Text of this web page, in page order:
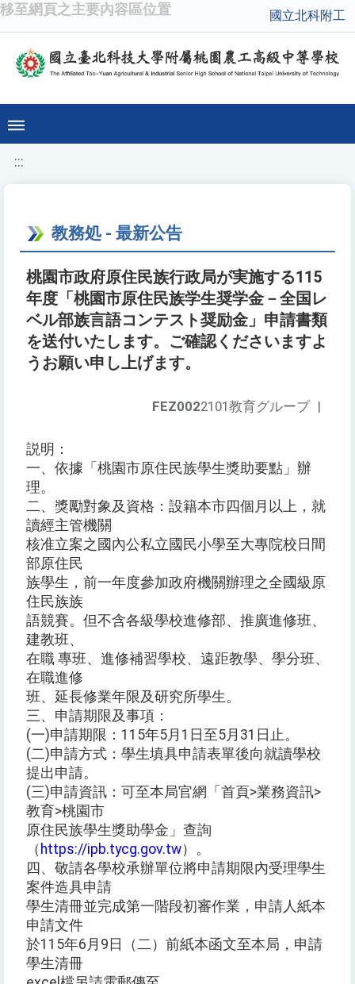
移至網頁之主要內容區位置 國立北科附工
:::
教務処 - 最新公告
桃園市政府原住民族行政局が実施する115
年度「桃園市原住民族学生奨学金－全国レ
ベル部族言語コンテスト奨励金」申請書類
を送付いたします。ご確認くださいますよ
うお願い申し上げます。
FEZ0022101教育グループ |
説明：
一、依據「桃園市原住民族學生獎助要點」辦
理。
二、獎勵對象及資格：設籍本市四個月以上，就
讀經主管機關
核准立案之國內公私立國民小學至大專院校日間
部原住民
族學生，前一年度參加政府機關辦理之全國級原
住民族族
語競賽。但不含各級學校進修部、推廣進修班、
建教班、
在職 專班、進修補習學校、遠距教學、學分班、
在職進修
班、延長修業年限及研究所學生。
三、申請期限及事項：
(一)申請期限：115年5月1日至5月31日止。
(二)申請方式：學生填具申請表單後向就讀學校
提出申請。
(三)申請資訊：可至本局官網「首頁>業務資訊>
教育>桃園市
原住民族學生獎助學金」查詢
（ https://ipb.tycg.gov.tw）。
四、敬請各學校承辦單位將申請期限內受理學生
案件造具申請
學生清冊並完成第一階段初審作業，申請人紙本
申請文件
於115年6月9日（二）前紙本函文至本局，申請
學生清冊